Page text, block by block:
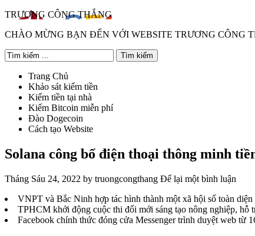
TRƯƠNG CÔNG THẮNG
CHÀO MỪNG BẠN ĐẾN VỚI WEBSITE TRƯƠNG CÔNG
Trang Chủ
Khảo sát kiếm tiền
Kiếm tiền tại nhà
Kiếm Bitcoin miễn phí
Đào Dogecoin
Cách tạo Website
Solana công bố điện thoại thông minh
Tháng Sáu 24, 2022 by truongcongthang Để lại một bình luận
VNPT và Bắc Ninh hợp tác hình thành một xã hội số toàn diện
TPHCM khởi động cuộc thi đổi mới sáng tạo nông nghiệp, hỗ
Facebook chính thức đóng cửa Messenger trình duyệt web từ